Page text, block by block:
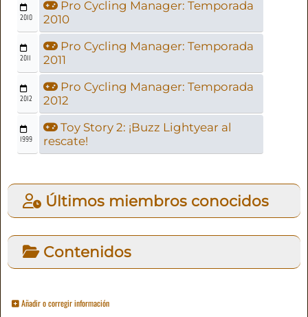
2010
Pro Cycling Manager: Temporada
2010
2011
Pro Cycling Manager: Temporada
2011
2012
Pro Cycling Manager: Temporada
2012
1999
Toy Story 2: ¡Buzz Lightyear al
rescate!
Últimos miembros conocidos
Contenidos
Añadir o corregir información